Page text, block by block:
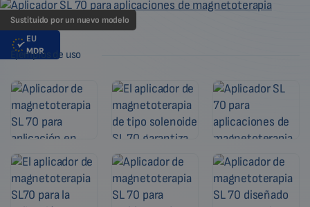
Sustituido por un nuevo modelo
EU
MDR
Ejemplos de uso